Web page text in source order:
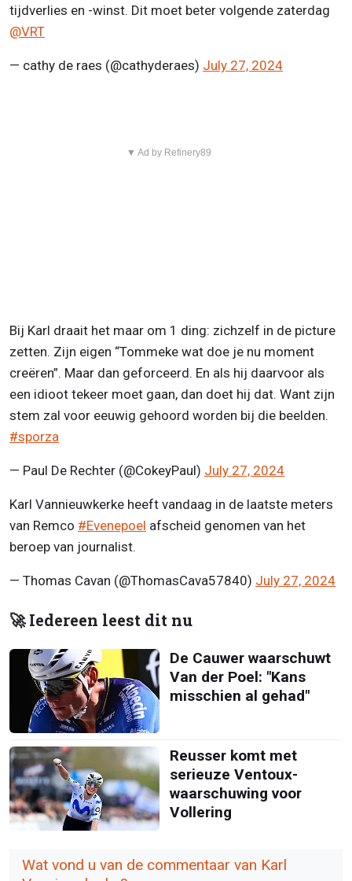
tijdverlies en -winst. Dit moet beter volgende zaterdag
@VRT
— cathy de raes (@cathyderaes) July 27, 2024
▼ Ad by Refinery89
Bij Karl draait het maar om 1 ding: zichzelf in de picture
zetten. Zijn eigen “Tommeke wat doe je nu moment
creëren”. Maar dan geforceerd. En als hij daarvoor als
een idioot tekeer moet gaan, dan doet hij dat. Want zijn
stem zal voor eeuwig gehoord worden bij die beelden.
#sporza
— Paul De Rechter (@CokeyPaul) July 27, 2024
Karl Vannieuwkerke heeft vandaag in de laatste meters
van Remco #Evenepoel afscheid genomen van het
beroep van journalist.
— Thomas Cavan (@ThomasCava57840) July 27, 2024
🚀 Iedereen leest dit nu
De Cauwer waarschuwt
Van der Poel: "Kans
misschien al gehad"
Reusser komt met
serieuze Ventoux-
waarschuwing voor
Vollering
Wat vond u van de commentaar van Karl